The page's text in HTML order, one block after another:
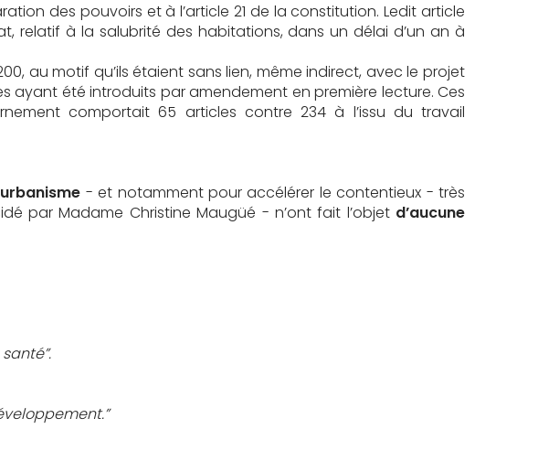
des pouvoirs et à l’article 21 de la constitution. Ledit article
relatif à la salubrité des habitations, dans un délai d’un an à
et 200, au motif qu’ils étaient sans lien, même indirect, avec le projet
ayant été introduits par amendement en première lecture. Ces
comportait 65 articles contre 234 à l’issu du travail
- et notamment pour accélérer le contentieux - très
par Madame Christine Maugüé - n’ont fait l’objet d’aucune